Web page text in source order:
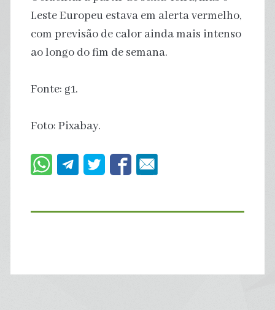
Leste Europeu estava em alerta vermelho,
com previsão de calor ainda mais intenso
ao longo do fim de semana.
Fonte: g1.
Foto: Pixabay.